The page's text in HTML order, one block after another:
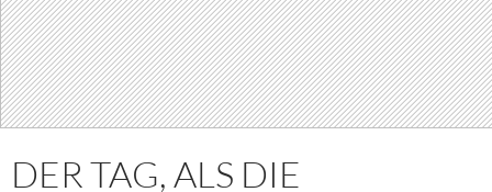
DER TAG, ALS DIE